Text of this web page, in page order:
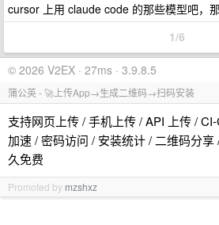
cursor 上用 claude code 的那些模型吧，
1/6
© 2026 V2EX · 27ms · 3.9.8.5
蒲公英 - 🚀上传App→生成二维码→扫码安装
支持网页上传 / 手机上传 / API 上传 /
加速 / 密码访问 / 安装统计 / 二维码分享
久免费
Promoted by mzshxz